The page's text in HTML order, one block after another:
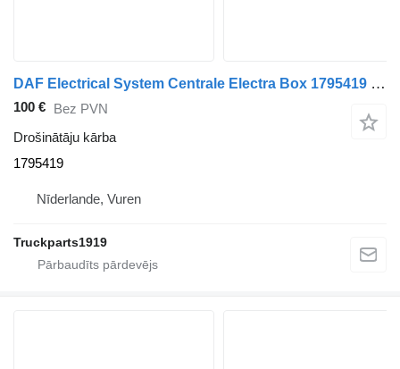
DAF Electrical System Centrale Electra Box 1795419 drošinātāju kārba paredzēts kravas automašīnas
100 € Bez PVN
Drošinātāju kārba
1795419
Nīderlande, Vuren
Truckparts1919